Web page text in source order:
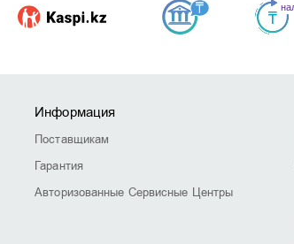
Информация
Поставщикам
Гарантия
Авторизованные Сервисные Центры